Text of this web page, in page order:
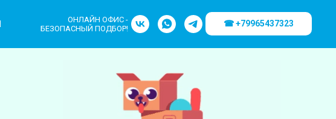
ОНЛАЙН ОФИС -
БЕЗОПАСНЫЙ ПОДБОР!
☎ +79965437323